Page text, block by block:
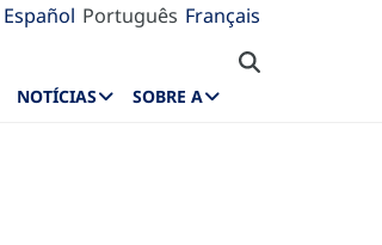
Español Português Français
NOTÍCIAS SOBRE A